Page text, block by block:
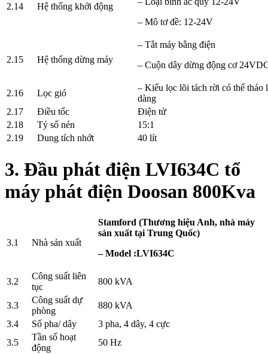
2.14 Hệ thống khởi động
– Mô tơ đề: 12-24V
2.15 Hệ thống dừng máy
– Tắt máy bằng điện
– Cuộn dây dừng động cơ
2.16 Lọc gió
– Kiểu lọc lõi tách rời có thể tháo
dàng
2.17
Điều tốc
Điện tử
2.18
Tỷ số nén
15:1
2.19
Dung tích nhớt 40 lít
3. Đầu phát điện LVI634C tổ
máy phát điện Doosan 800Kva
3.1 Nhà sản xuất
Stamford (Thương hiệu Anh, nhà máy
sản xuất tại Trung Quốc)
– Model :LVI634C
3.2
Công suất liên
tục
800 kVA
3.3
Công suất dự
phòng
880 kVA
3.4
Số pha/ dây
3 pha, 4 dây, 4 cực
3.5
Tần số hoạt
động
50 Hz